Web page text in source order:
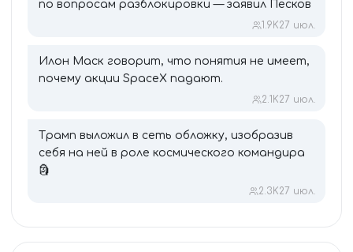
по вопросам разблокировки — заявил Песков
1.9K27 июл.
Илон Маск говорит, что понятия не имеет,
почему акции SpaceX падают.
2.1K27 июл.
Трамп выложил в сеть обложку, изобразив
себя на ней в роле космического командира
🗿
2.3K27 июл.